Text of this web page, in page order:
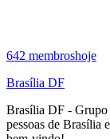
642 membroshoje
Brasília DF
Brasília DF - Grupo
pessoas de Brasília